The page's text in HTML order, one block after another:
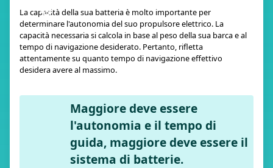
IT
La capacità della sua batteria è molto importante per
determinare l'autonomia del suo propulsore elettrico. La
capacità necessaria si calcola in base al peso della sua barca e al
tempo di navigazione desiderato. Pertanto, rifletta
attentamente su quanto tempo di navigazione effettivo
desidera avere al massimo.
Maggiore deve essere
l'autonomia e il tempo di
guida, maggiore deve essere il
sistema di batterie.